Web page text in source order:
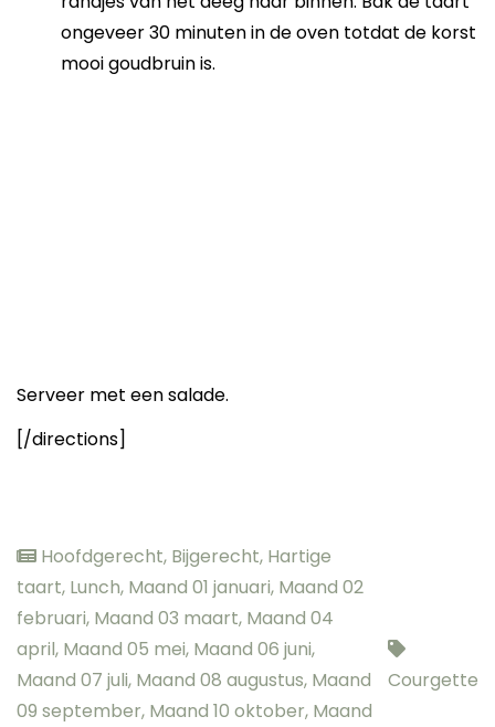
ongeveer 30 minuten in de oven totdat de korst
mooi goudbruin is.
Serveer met een salade.
[/directions]
Hoofdgerecht, Bijgerecht, Hartige
taart, Lunch, Maand 01 januari, Maand 02
februari, Maand 03 maart, Maand 04
april, Maand 05 mei, Maand 06 juni,
Maand 07 juli, Maand 08 augustus, Maand
09 september, Maand 10 oktober, Maand
Courgette